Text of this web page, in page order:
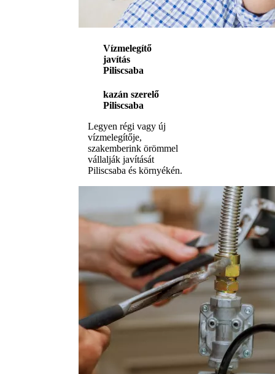
Vízmelegítő
javítás
Piliscsaba
kazán szerelő
Piliscsaba
Legyen régi vagy új
vízmelegítője,
szakemberink örömmel
vállalják javítását
Piliscsaba és környékén.